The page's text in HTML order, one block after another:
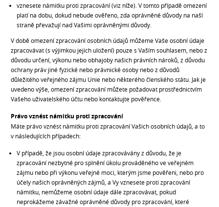
vznesete námitku proti zpracování (viz níže). V tomto případě omezení
platí na dobu, dokud nebude ověřeno, zda oprávněné důvody na naší
straně převažují nad Vašimi oprávněnými důvody.
V době omezení zpracování osobních údajů můžeme Vaše osobní údaje
zpracovávat (s výjimkou jejich uložení) pouze s Vaším souhlasem, nebo z
důvodu určení, výkonu nebo obhajoby našich právních nároků, z důvodu
ochrany práv jiné fyzické nebo právnické osoby nebo z důvodů
důležitého veřejného zájmu Unie nebo některého členského státu. Jak je
uvedeno výše, omezení zpracování můžete požadovat prostřednictvím
Vašeho uživatelského účtu nebo kontaktujte pověřence.
Právo vznést námitku proti zpracování
Máte právo vznést námitku proti zpracování Vašich osobních údajů, a to
v následujících případech:
V případě, že jsou osobní údaje zpracovávány z důvodu, že je
zpracování nezbytné pro splnění úkolu prováděného ve veřejném
zájmu nebo při výkonu veřejné moci, kterým jsme pověřeni, nebo pro
účely našich oprávněných zájmů, a Vy vznesete proti zpracování
námitku, nemůžeme osobní údaje dále zpracovávat, pokud
neprokážeme závažné oprávněné důvody pro zpracování, které